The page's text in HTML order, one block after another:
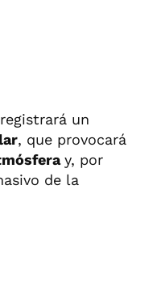
un
, que provocará
y, por
de la